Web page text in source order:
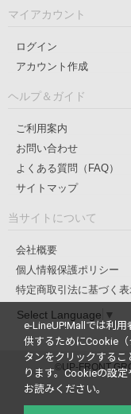
マイアカウント
ログイン
アカウント作成
ヘルプ＆ガイド
ご利用案内
お問い合わせ
よくある質問（FAQ）
サイトマップ
当サイトについて
会社概要
個人情報保護ポリシー
特定商取引法に基づく
Select Language ▼
©UP-FRONT
e-LineUP!Mallでは利
供するためにCookie（
タンをクリックする
ります。Cookieの設定
お読みください。